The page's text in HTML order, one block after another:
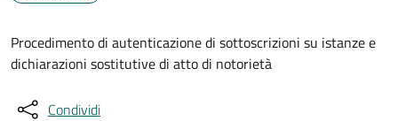
Procedimento di autenticazione di sottoscrizioni su istanze e
dichiarazioni sostitutive di atto di notorietà
Condividi